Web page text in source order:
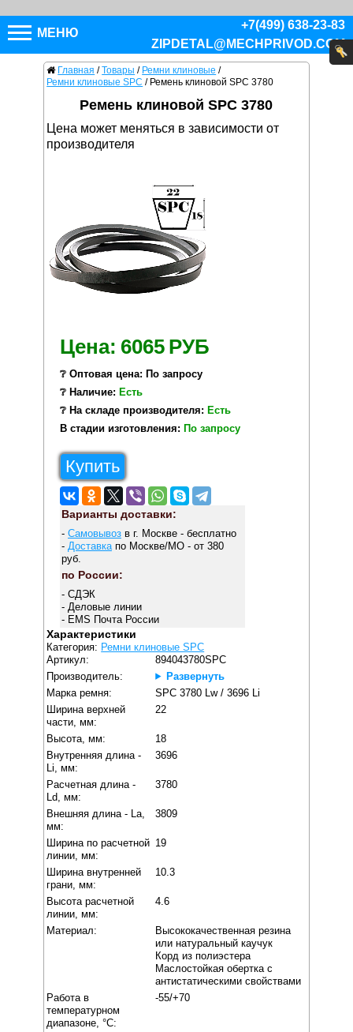
МЕНЮ
+7(499) 638-23-83
ZIPDETAL@MECHPRIVOD.COM
Главная / Товары / Ремни клиновые /
Ремни клиновые SPC / Ремень клиновой SPC 3780
Ремень клиновой SPC 3780
Цена может меняться в зависимости от
производителя
Цена: 6065 РУБ
❔ Оптовая цена: По запросу
❔ Наличие: Есть
❔ На складе производителя: Есть
В стадии изготовления: По запросу
Купить
Варианты доставки:
- Самовывозв г. Москве - бесплатно
- Доставкапо Москве/МО - от 380
руб.
по России:
- СДЭК
- Деловые линии
- EMS Почта России
Характеристики
Категория: Ремни клиновые SPC
Артикул:
894043780SPC
Производитель:
Развернуть
Марка ремня:
SPC 3780 Lw / 3696 Li
Ширина верхней
части, мм:
22
Высота, мм:
18
Внутренняя длина -
Li, мм:
3696
Расчетная длина -
Ld, мм:
3780
Внешняя длина - La,
мм:
3809
Ширина по расчетной
линии, мм:
19
Ширина внутренней
грани, мм:
10.3
Высота расчетной
линии, мм:
4.6
Материал:
Высококачественная резина
или натуральный каучук
Корд из полиэстера
Маслостойкая обертка с
антистатическими свойствами
Работа в
температурном
диапазоне, °C:
-55/+70